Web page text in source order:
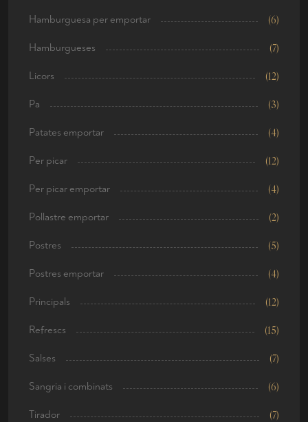
Hamburguesa per emportar (6)
Hamburgueses (7)
Licors (12)
Pa (3)
Patates emportar (4)
Per picar (12)
Per picar emportar (4)
Pollastre emportar (2)
Postres (5)
Postres emportar (4)
Principals (12)
Refrescs (15)
Salses (7)
Sangria i combinats (6)
Tirador (7)